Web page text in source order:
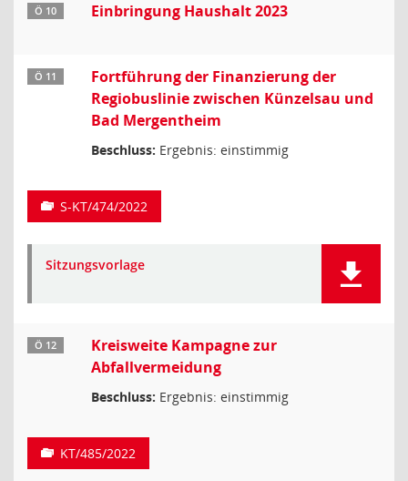
Ö 10 Einbringung Haushalt 2023
Ö 11
Fortführung der Finanzierung der
Regiobuslinie zwischen Künzelsau und
Bad Mergentheim
Beschluss: Ergebnis: einstimmig
S-KT/474/2022
Sitzungsvorlage
Ö 12
Kreisweite Kampagne zur
Abfallvermeidung
Beschluss: Ergebnis: einstimmig
KT/485/2022